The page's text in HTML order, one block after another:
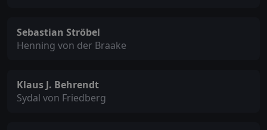
Sebastian Ströbel
Henning von der Braake
Klaus J. Behrendt
Sydal von Friedberg